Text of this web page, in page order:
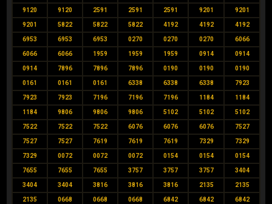
9120 9120 2591 2591 2591 9201 9201
9201 5822 5822 5822 4192 4192 4192
6953 6953 6953 0270 0270 0270 6066
6066 6066 1959 1959 1959 0914 0914
0914 7896 7896 7896 0190 0190 0190
0161 0161 0161 6338 6338 6338 7923
7923 7923 7196 7196 7196 1184 1184
1184 9806 9806 9806 5102 5102 5102
7522 7522 7522 6076 6076 6076 7527
7527 7527 7619 7619 7619 7329 7329
7329 0072 0072 0072 0154 0154 0154
7655 7655 7655 3757 3757 3757 3404
3404 3404 3816 3816 3816 2135 2135
2135 0668 0668 0668 6842 6842 6842